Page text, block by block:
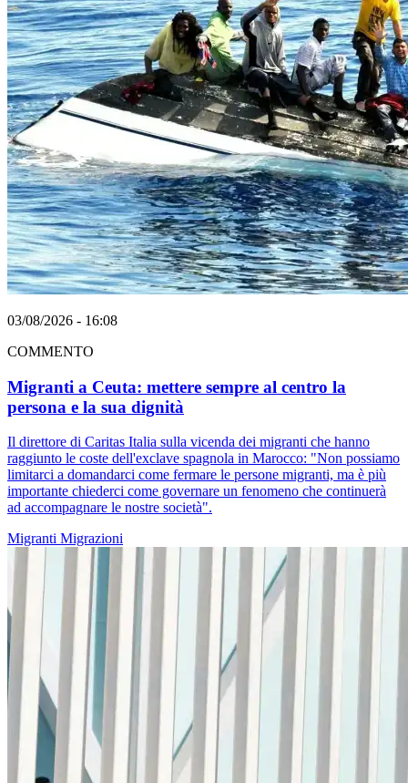
03/08/2026 - 16:08
COMMENTO
Migranti a Ceuta: mettere sempre al centro la
persona e la sua dignità
Il direttore di Caritas Italia sulla vicenda dei migranti che hanno
raggiunto le coste dell'exclave spagnola in Marocco: "Non possiamo
limitarci a domandarci come fermare le persone migranti, ma è più
importante chiederci come governare un fenomeno che continuerà
ad accompagnare le nostre società".
Migranti Migrazioni